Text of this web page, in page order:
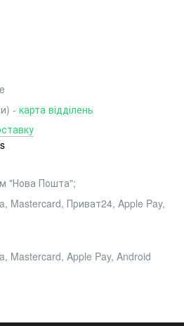
- карта відділень
"Нова Пошта";
Mastercard, Приват24, Apple Pay,
Mastercard, Apple Pay, Android